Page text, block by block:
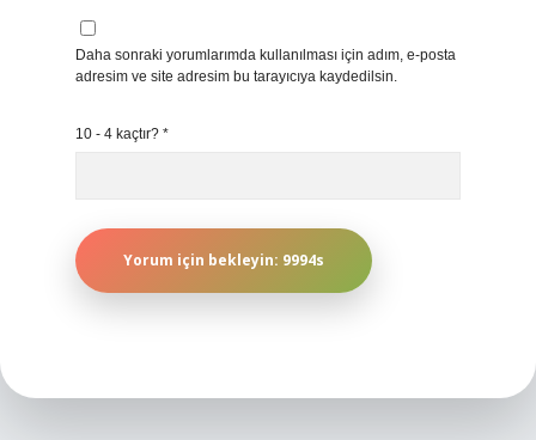
Daha sonraki yorumlarımda kullanılması için adım, e-posta
adresim ve site adresim bu tarayıcıya kaydedilsin.
10 - 4 kaçtır? *